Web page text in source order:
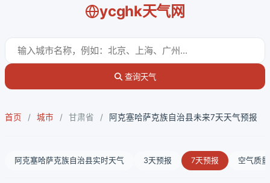
ycghk天气网
查询天气
首页 / 城市 / 甘肃省 / 阿克塞哈萨克族自治县未来7天天气预报
阿克塞哈萨克族自治县实时天气 3天预报 7天预报 空气质量